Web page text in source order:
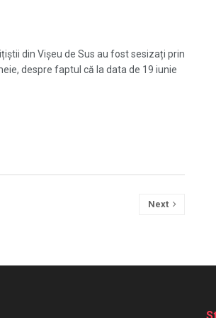
din Vișeu de Sus au fost sesizați prin
despre faptul că la data de 19 iunie
Next